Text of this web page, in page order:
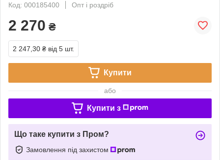
Код: 000185400
Опт і роздріб
2 270 ₴
2 247,30 ₴ від 5 шт.
Купити
або
Купити з
Що таке купити з Пром?
Замовлення під захистом